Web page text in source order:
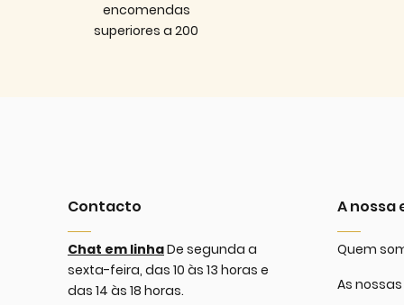
encomendas
superiores a 200
Contacto
Chat em linhaDe segunda a
sexta-feira, das 10 às 13 horas e
das 14 às 18 horas.
A nossa
Quem
As